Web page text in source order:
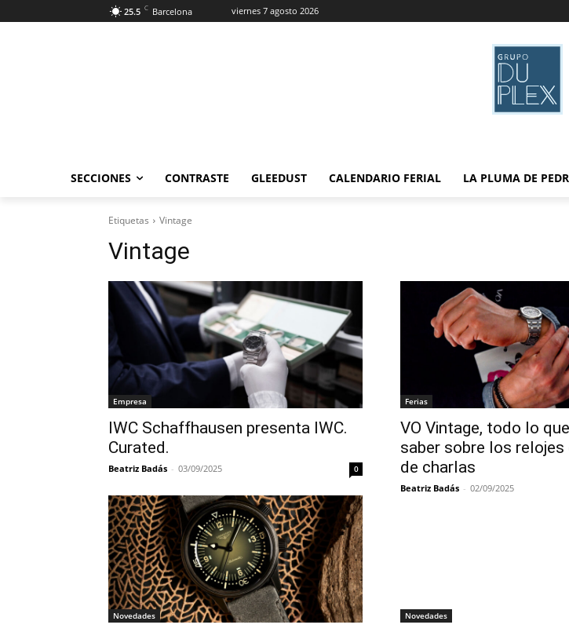
25.5 C Barcelona viernes 7 agosto 2026
SECCIONES CONTRASTE GLEEDUST CALENDARIO FERIAL LA PLUMA DE
Etiquetas Vintage
Vintage
Empresa
IWC Schaffhausen presenta IWC.
Curated.
Beatriz Badás - 03/09/2025 0
Ferias
VO Vintage, todo lo
saber sobre los
de charlas
Beatriz Badás - 02/09/2025
Novedades Novedades